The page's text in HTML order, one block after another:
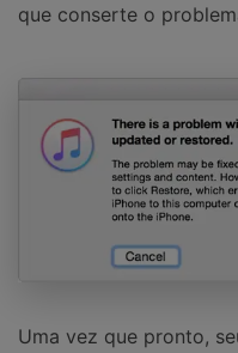
que conserte o
Uma vez que pronto,